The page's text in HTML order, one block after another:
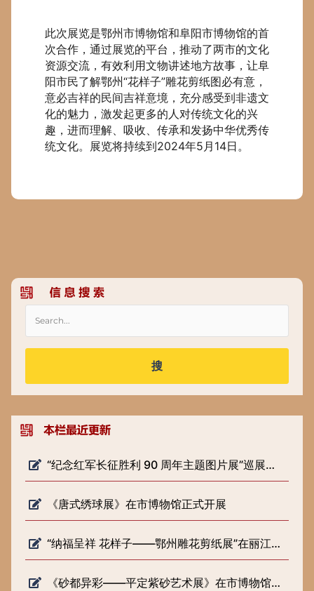
此次展览是鄂州市博物馆和阜阳市博物馆的首
次合作，通过展览的平台，推动了两市的文化
资源交流，有效利用文物讲述地方故事，让阜
阳市民了解鄂州“花样子”雕花剪纸图必有意，
意必吉祥的民间吉祥意境，充分感受到非遗文
化的魅力，激发起更多的人对传统文化的兴
趣，进而理解、吸收、传承和发扬中华优秀传
统文化。 展览将持续到2024年5月14日。
搜
“纪念红军长征胜利 90 周年主题图片展”巡展预告
《唐式绣球展》在市博物馆正式开展
“纳福呈祥 花样子——鄂州雕花剪纸展”在丽江市博物院开展
《砂都异彩——平定紫砂艺术展》在市博物馆正式开展